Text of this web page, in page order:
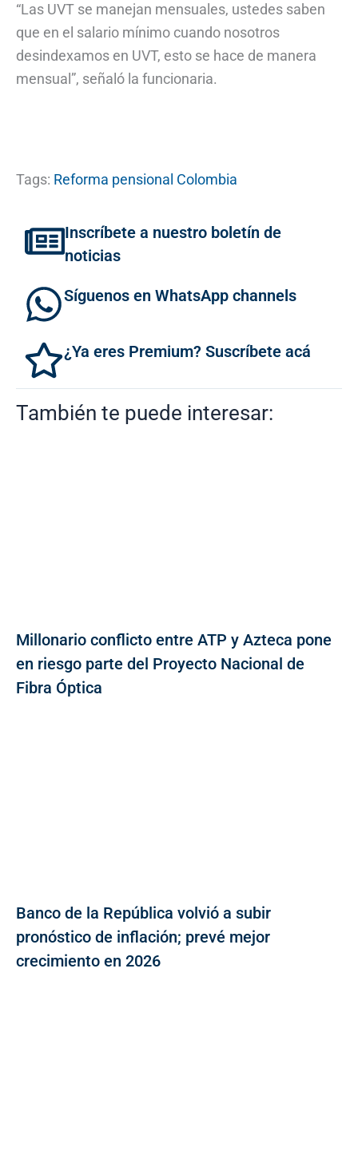
“Las UVT se manejan mensuales, ustedes saben
que en el salario mínimo cuando nosotros
desindexamos en UVT, esto se hace de manera
mensual”, señaló la funcionaria.
Tags: Reforma pensional Colombia
Inscríbete a nuestro boletín de
noticias
Síguenos en WhatsApp channels
¿Ya eres Premium? Suscríbete acá
También te puede interesar:
Millonario conflicto entre ATP y Azteca pone
en riesgo parte del Proyecto Nacional de
Fibra Óptica
Banco de la República volvió a subir
pronóstico de inflación; prevé mejor
crecimiento en 2026